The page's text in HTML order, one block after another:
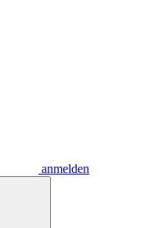
anmelden